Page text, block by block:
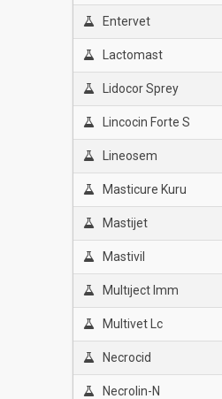
Entervet
Lactomast
Lidocor Sprey
Lincocin Forte S
Lineosem
Masticure Kuru
Mastijet
Mastivil
Multıject Imm
Multivet Lc
Necrocid
Necrolin-N